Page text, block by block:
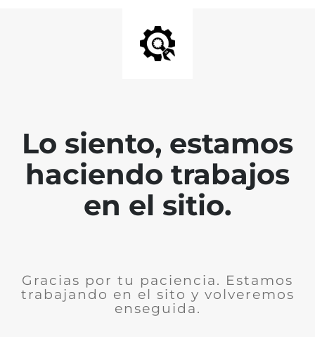
Lo siento, estamos
haciendo trabajos
en el sitio.
Gracias por tu paciencia. Estamos
trabajando en el sito y volveremos
enseguida.